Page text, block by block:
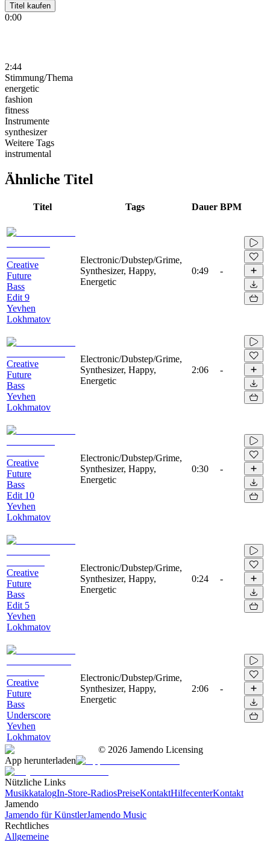
Titel kaufen
0:00
2:44
Stimmung/Thema
energetic
fashion
fitness
Instrumente
synthesizer
Weitere Tags
instrumental
Ähnliche Titel
Titel Tags Dauer BPM
Creative
Future
Bass
Edit 9
Yevhen
Lokhmatov
Electronic/Dubstep/Grime,
Synthesizer, Happy,
Energetic
0:49 -
Creative
Future
Bass
Yevhen
Lokhmatov
Electronic/Dubstep/Grime,
Synthesizer, Happy,
Energetic
2:06 -
Creative
Future
Bass
Edit 10
Yevhen
Lokhmatov
Electronic/Dubstep/Grime,
Synthesizer, Happy,
Energetic
0:30 -
Creative
Future
Bass
Edit 5
Yevhen
Lokhmatov
Electronic/Dubstep/Grime,
Synthesizer, Happy,
Energetic
0:24 -
Creative
Future
Bass
Underscore
Yevhen
Lokhmatov
Electronic/Dubstep/Grime,
Synthesizer, Happy,
Energetic
2:06 -
© 2026 Jamendo Licensing
App herunterladen
Nützliche Links
MusikkatalogIn-Store-RadiosPreiseKontaktHilfecenterKontakt
Jamendo
Jamendo für KünstlerJamendo Music
Rechtliches
Allgemeine